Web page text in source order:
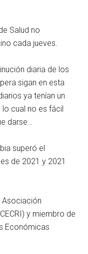
Salud no
cada jueves.
diaria de los
sigan en esta
ya tenían un
cual no es fácil
darse…
superó el
de 2021 y 2021
Asociación
y miembro de
Económicas